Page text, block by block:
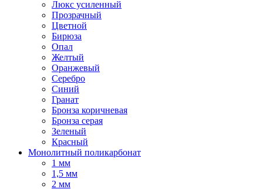
Люкс усиленный
Прозрачный
Цветной
Бирюза
Опал
Желтый
Оранжевый
Серебро
Синий
Гранат
Бронза коричневая
Бронза серая
Зеленый
Красный
Монолитный поликарбонат
1 мм
1,5 мм
2 мм